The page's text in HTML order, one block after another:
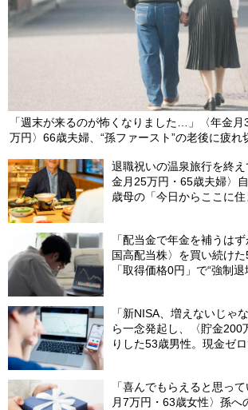
「週末が来るのが怖くなりました…」〈年金
万円〉66歳夫婦、“孫ファースト”の老後に疲れ
退職祝いの温泉旅行を終
金月25万円・65歳夫婦〉
歳母の「今日からここに
「配当金で年金を補うは
国高配当株〉を買い続けた
「取得価格0円」で“強制
「新NISA、増えないじゃ
ら一念発起し、〈貯金200
りした53歳男性。現金ゼ
「喜んでもらえると思っ
月7万円・63歳女性〉孫へ